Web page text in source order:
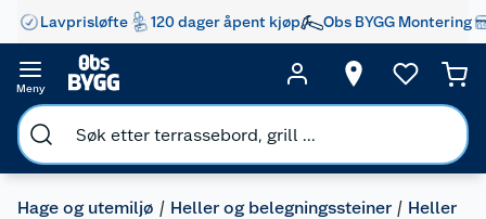
Lavprisløfte 120 dager åpent kjøp Obs BYGG Montering
Meny
Hage og utemiljø Heller og belegningssteiner Heller